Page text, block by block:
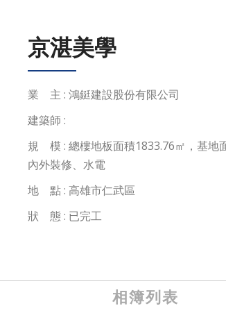
京湛美學
業 主 : 鴻鋌建設股份有限公司
建築師 :
規 模 : 總樓地板面積1833.76㎡，基地
內外裝修、水電
地 點 : 高雄市仁武區
狀 態 : 已完工
相簿列表